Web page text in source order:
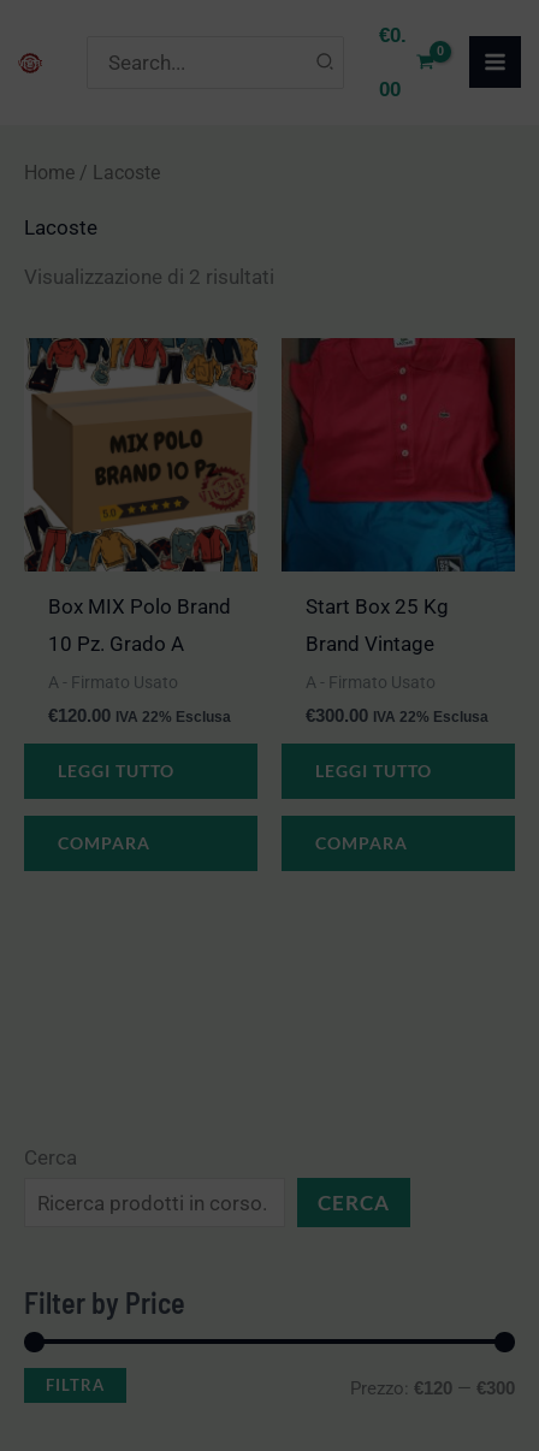
per:
€0.
00
Cerca
CERCA
Filter by Price
FILTRA Prezzo: €120 — €300
Home / Lacoste
Lacoste
Visualizzazione di 2 risultati
Box MIX Polo Brand
10 Pz. Grado A
A - Firmato Usato
€120.00 IVA 22% Esclusa
LEGGI TUTTO
COMPARA
Start Box 25 Kg
Brand Vintage
A - Firmato Usato
€300.00 IVA 22% Esclusa
LEGGI TUTTO
COMPARA